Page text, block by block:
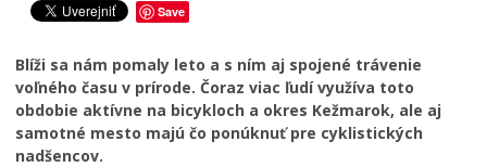
Smart Green City Kežmarok
Kultúra
Školstvo
Bezpečnosť
Save
Blíži sa nám pomaly leto a s ním aj spojené trávenie
voľného času v prírode. Čoraz viac ľudí využíva toto
obdobie aktívne na bicykloch a okres Kežmarok, ale aj
samotné mesto majú čo ponúknuť pre cyklistických
nadšencov.